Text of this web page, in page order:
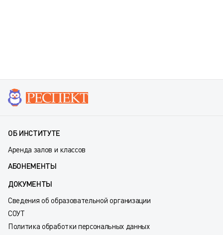
ОБ ИНСТИТУТЕ
Аренда залов и классов
АБОНЕМЕНТЫ
ДОКУМЕНТЫ
Сведения об образовательной организации
СОУТ
Политика обработки персональных данных